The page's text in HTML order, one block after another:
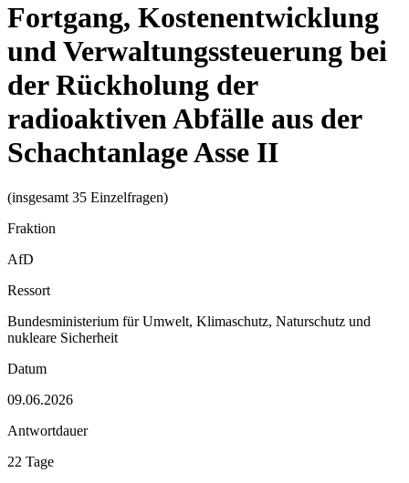
Fortgang, Kostenentwicklung
und Verwaltungssteuerung bei
der Rückholung der
radioaktiven Abfälle aus der
Schachtanlage Asse II
(insgesamt 35 Einzelfragen)
Fraktion
AfD
Ressort
Bundesministerium für Umwelt, Klimaschutz, Naturschutz und
nukleare Sicherheit
Datum
09.06.2026
Antwortdauer
22 Tage